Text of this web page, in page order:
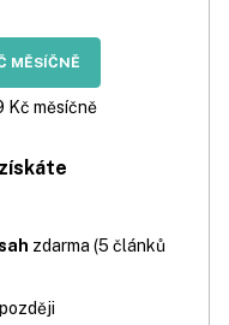
MĚSÍČNĚ
Kč měsíčně
zdarma (5 článků